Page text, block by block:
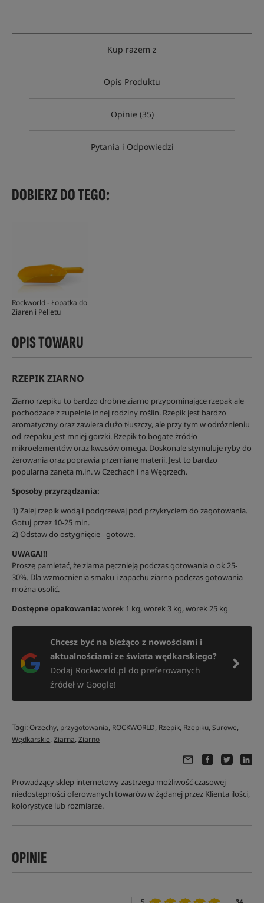
Kup razem z
Opis Produktu
Opinie (35)
Pytania i Odpowiedzi
DOBIERZ DO TEGO:
Rockworld - Łopatka do
Ziaren i Pelletu
OPIS TOWARU
RZEPIK ZIARNO
Ziarno rzepiku to bardzo drobne ziarno przypominające rzepak ale
pochodzace z zupełnie innej rodziny roślin. Rzepik jest bardzo
aromatyczny oraz zawiera dużo tłuszczy, ale przy tym w odróznieniu
od rzepaku jest mniej gorzki. Rzepik to bogate żródło
mikroelementów oraz kwasów omega. Doskonale stymuluje ryby do
żerowania oraz poprawia przemianę materii. Jest to bardzo
popularna zanęta m.in. w Czechach i na Węgrzech.
Sposoby przyrządzania:
1) Zalej rzepik wodą i podgrzewaj pod przykryciem do zagotowania.
Gotuj przez 10-25 min.
2) Odstaw do ostygnięcie - gotowe.
UWAGA!!!
Proszę pamietać, że ziarna pęcznieją podczas gotowania o ok 25-
30%. Dla wzmocnienia smaku i zapachu ziarno podczas gotowania
można osolić.
Dostępne opakowania: worek 1 kg, worek 3 kg, worek 25 kg
Chcesz być na bieżąco z nowościami i
aktualnościami ze świata wędkarskiego?
Dodaj Rockworld.pl do preferowanych
źródeł w Google!
Tagi:Orzechy, przygotowania, ROCKWORLD, Rzepik, Rzepiku,Surowe,
Wędkarskie,Ziarna,Ziarno
Prowadzący sklep internetowy zastrzega możliwość czasowej
niedostępności oferowanych towarów w żądanej przez Klienta ilości,
kolorystyce lub rozmiarze.
OPINIE